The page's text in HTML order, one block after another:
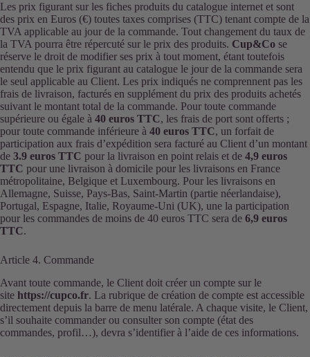
Les prix figurant sur les fiches produits du catalogue internet et sont
des prix en Euros (€) toutes taxes comprises (TTC) tenant compte de la
TVA applicable au jour de la commande. Tout changement du taux de
la TVA pourra être répercuté sur le prix des produits. Cup&Co se
réserve le droit de modifier ses prix à tout moment, étant toutefois
entendu que le prix figurant au catalogue le jour de la commande sera
le seul applicable au Client. Les prix indiqués ne comprennent pas les
frais de livraison, facturés en supplément du prix des produits achetés
suivant le montant total de la commande. Pour toute commande
supérieure ou égale à 40 euros TTC, les frais de port sont offerts ;
pour toute commande inférieure à 40 euros TTC, un forfait de
participation aux frais d’expédition sera facturé au Client d’un montant
de 3.9 euros TTC pour la livraison en point relais et de 4,9 euros
TTC pour une livraison à domicile pour les livraisons en France
métropolitaine, Belgique et Luxembourg. Pour les livraisons en
Allemagne, Suisse, Pays-Bas, Saint-Martin (partie néerlandaise),
Portugal, Espagne, Italie, Royaume-Uni (UK), une la participation
pour les commandes de moins de 40 euros TTC sera de 6,9 euros
TTC.
Article 4. Commande
Avant toute commande, le Client doit créer un compte sur le
site https://cupco.fr. La rubrique de création de compte est accessible
directement depuis la barre de menu latérale. A chaque visite, le Client,
s’il souhaite commander ou consulter son compte (état des
commandes, profil…), devra s’identifier à l’aide de ces informations.